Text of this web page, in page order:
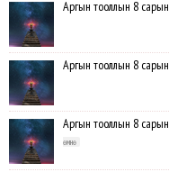
Аргын тооллын 8
Аргын тооллын 8
Аргын тооллын 8
өмнө